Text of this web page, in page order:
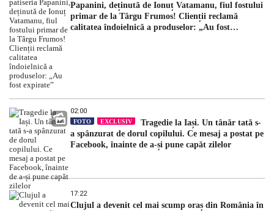
Papanini, deținută de Ionuț Vatamanu, fiul fostului
primar de la Târgu Frumos! Clienții reclamă
calitatea îndoielnică a produselor: „Au fost
02:00
FOTO EXCLUSIV
Tragedie la Iași. Un tânăr tată s-
a spânzurat de dorul copilului. Ce mesaj a postat pe
Facebook, înainte de a-și pune capăt zilelor
17:22
Clujul a devenit cel mai scump oraș din România în